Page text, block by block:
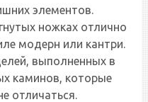
элементов.
ножках отлично
модерн или кантри.
выполненных в
каминов, которые
отличаться.